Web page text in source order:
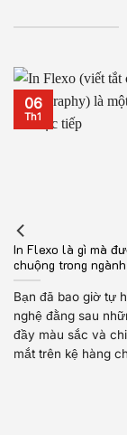
In Flexo là gì mà
chuộng trong
Bạn đã bao giờ tự
nghệ đằng sau
đầy màu sắc và
mắt trên kệ hàng
06
Th1